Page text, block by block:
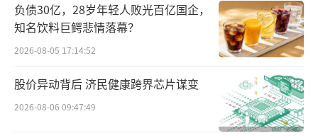
昭衍新药是一家成立于1998年的CRO企
业，2019年公司耗资18亿元收购实验猴企业并
自建基地，靠着这波“猴子红利”，昭衍新药
在2022年、2025年、2026年第一季度几次迎来
业绩高光时刻，2026年第一季度的净利润几乎
负债30亿，28岁年轻人败光百亿国企，
知名饮料巨鳄悲情落幕？
2026-08-05 17:14:52
股价异动背后 济民健康跨界芯片谋变
2026-08-06 09:47:49